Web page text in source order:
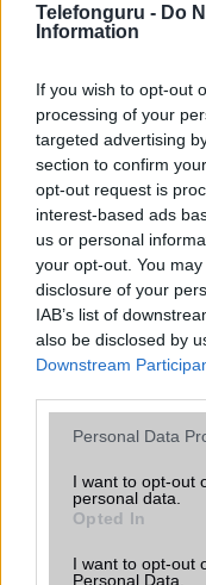
Telefonguru - Do
Information
If you wish to opt-out
processing of your
targeted advertising
section to confirm
opt-out request is
interest-based ads
us or personal
your opt-out. You
disclosure of your
IAB’s list of
also be disclosed by
Downstream
Please note that this
not limited to your
grant or deny
use your data for
consent section.
Personal Data
I want to opt-out
personal data.
Opted In
I want to opt-out
Personal Data.
SNS integráció
T9 szótár
Office alkalmazások
Iránytũ
Extrák
EGYÉB
Vibra jelzés
SIM-ek száma
Flight mode
Terület
Funkciók